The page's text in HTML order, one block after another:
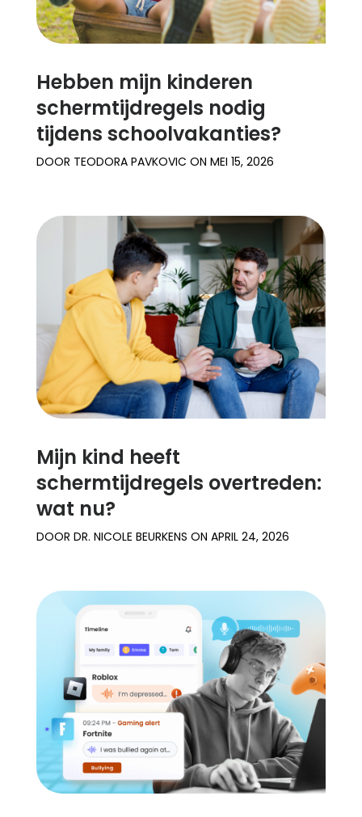
Hebben mijn kinderen
schermtijdregels nodig
tijdens schoolvakanties?
DOOR TEODORA PAVKOVIC ON MEI 15, 2026
Mijn kind heeft
schermtijdregels overtreden:
wat nu?
DOOR DR. NICOLE BEURKENS ON APRIL 24, 2026